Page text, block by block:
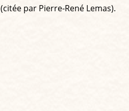
(citée par Pierre-René Lemas).